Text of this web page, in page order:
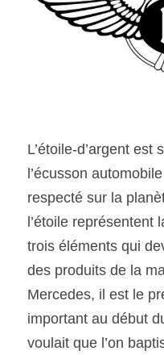
L’étoile-d’argent est
l’écusson
respecté sur la
l’étoile représentent
trois éléments qui
des produits de la
Mercedes, il est le
important au début
voulait que l’on